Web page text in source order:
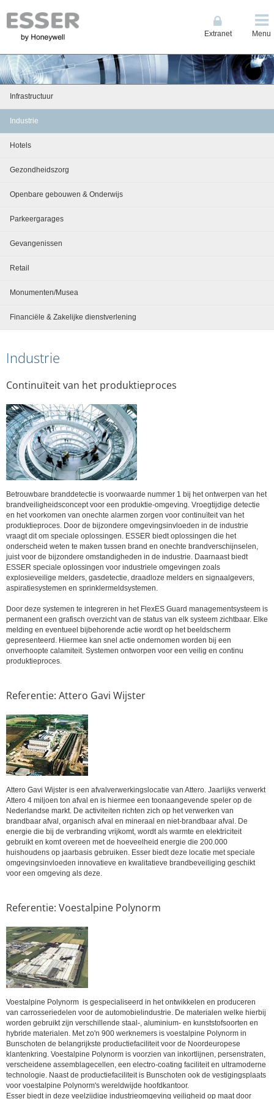
Extranet Menu
Infrastructuur
Industrie
Hotels
Gezondheidszorg
Openbare gebouwen & Onderwijs
Parkeergarages
Gevangenissen
Retail
Monumenten/Musea
Financiële & Zakelijke dienstverlening
Industrie
Continuïteit van het produktieproces
Betrouwbare branddetectie is voorwaarde nummer 1 bij het ontwerpen van het
brandveiligheidsconcept voor een produktie-omgeving. Vroegtijdige detectie
en het voorkomen van onechte alarmen zorgen voor continuïteit van het
produktieproces. Door de bijzondere omgevingsinvloeden in de industrie
vraagt dit om speciale oplossingen. ESSER biedt oplossingen die het
onderscheid weten te maken tussen brand en onechte brandverschijnselen,
juist voor de bijzondere omstandigheden in de industrie. Daarnaast biedt
ESSER speciale oplossingen voor industriele omgevingen zoals
explosieveilige melders, gasdetectie, draadloze melders en signaalgevers,
aspiratiesystemen en sprinklermeldsystemen.
Door deze systemen te integreren in het FlexES Guard managementsysteem is
permanent een grafisch overzicht van de status van elk systeem zichtbaar. Elke
melding en eventueel bijbehorende actie wordt op het beeldscherm
gepresenteerd. Hiermee kan snel actie ondernomen worden bij een
onverhoopte calamiteit. Systemen ontworpen voor een veilig en continu
produktieproces.
Referentie: Attero Gavi Wijster
Attero Gavi Wijster is een afvalverwerkingslocatie van Attero. Jaarlijks verwerkt
Attero 4 miljoen ton afval en is hiermee een toonaangevende speler op de
Nederlandse markt. De activiteiten richten zich op het verwerken van
brandbaar afval, organisch afval en mineraal en niet-brandbaar afval. De
energie die bij de verbranding vrijkomt, wordt als warmte en elektriciteit
gebruikt en komt overeen met de hoeveelheid energie die 200.000
huishoudens op jaarbasis gebruiken. Esser biedt deze locatie met speciale
omgevingsinvloeden innovatieve en kwalitatieve brandbeveiliging geschikt
voor een omgeving als deze.
Referentie: Voestalpine Polynorm
Voestalpine Polynorm is gespecialiseerd in het ontwikkelen en produceren
van carrosseriedelen voor de automobielindustrie. De materialen welke hierbij
worden gebruikt zijn verschillende staal-, aluminium- en kunststofsoorten en
hybride materialen. Met zo'n 900 werknemers is voestalpine Polynorm in
Bunschoten de belangrijkste productiefaciliteit voor de Noordeuropese
klantenkring. Voestalpine Polynorm is voorzien van inkortlijnen, persenstraten,
verscheidene assemblagecellen, een electro-coating faciliteit en ultramoderne
technologie. Naast de productiefaciliteit is Bunschoten ook de vestigingsplaats
voor voestalpine Polynorm's wereldwijde hoofdkantoor.
Esser biedt in deze veelzijdige industrieomgeving veiligheid op maat door